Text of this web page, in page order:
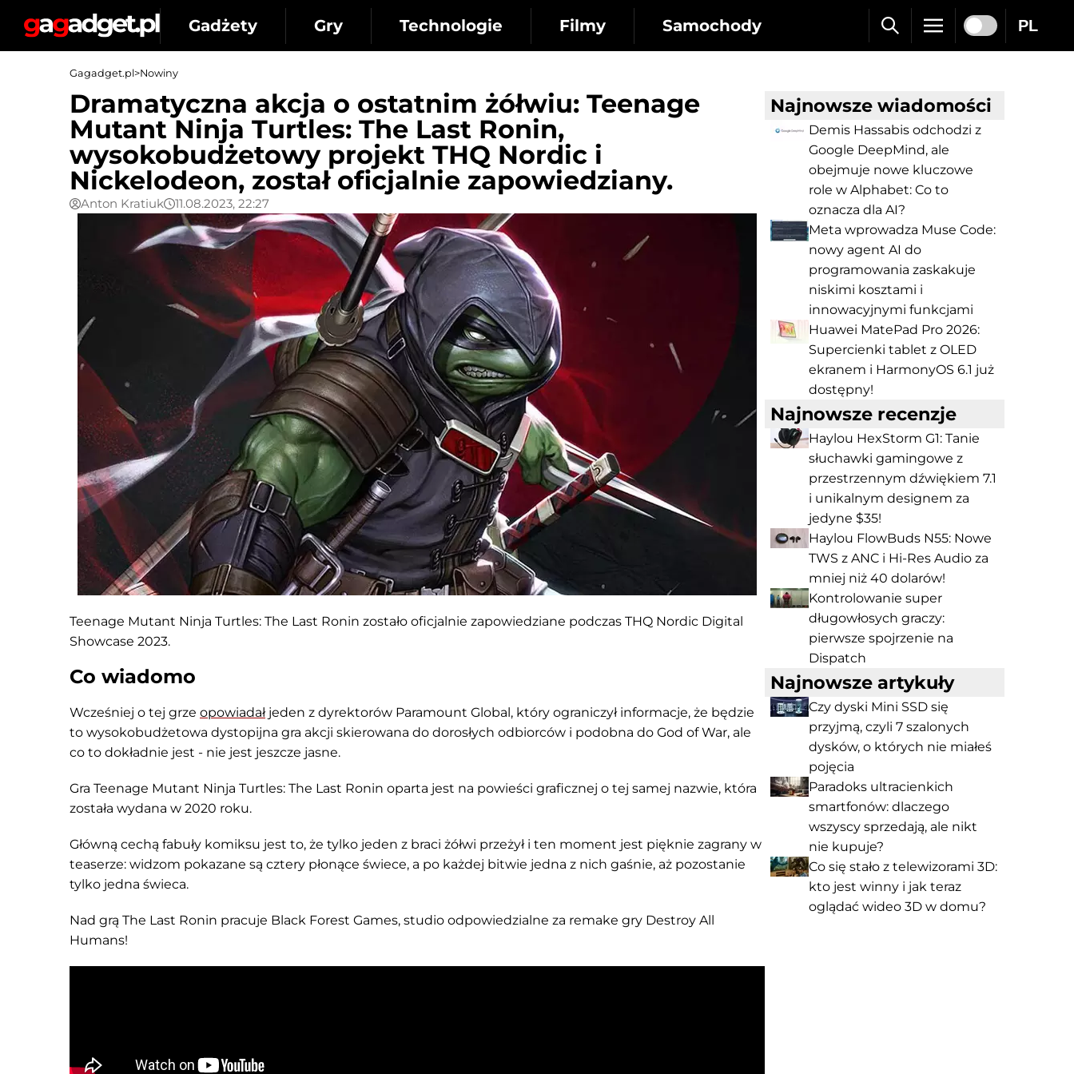
Gadżety Gry Technologie Filmy Samochody PL
Gagadget.pl>Nowiny
Dramatyczna akcja o ostatnim żółwiu: Teenage
Mutant Ninja Turtles: The Last Ronin,
wysokobudżetowy projekt THQ Nordic i
Nickelodeon, został oficjalnie zapowiedziany.
Anton Kratiuk 11.08.2023, 22:27
Teenage Mutant Ninja Turtles: The Last Ronin zostało oficjalnie zapowiedziane podczas THQ Nordic Digital
Showcase 2023.
Co wiadomo
Wcześniej o tej grze opowiadałjeden z dyrektorów Paramount Global, który ograniczył informacje, że będzie
to wysokobudżetowa dystopijna gra akcji skierowana do dorosłych odbiorców i podobna do God of War, ale
co to dokładnie jest - nie jest jeszcze jasne.
Gra Teenage Mutant Ninja Turtles: The Last Ronin oparta jest na powieści graficznej o tej samej nazwie, która
została wydana w 2020 roku.
Główną cechą fabuły komiksu jest to, że tylko jeden z braci żółwi przeżył i ten moment jest pięknie zagrany w
teaserze: widzom pokazane są cztery płonące świece, a po każdej bitwie jedna z nich gaśnie, aż pozostanie
tylko jedna świeca.
Nad grą The Last Ronin pracuje Black Forest Games, studio odpowiedzialne za remake gry Destroy All
Humans!
Najnowsze wiadomości
Demis Hassabis odchodzi z
Google DeepMind, ale
obejmuje nowe kluczowe
role w Alphabet: Co to
oznacza dla AI?
Meta wprowadza Muse Code:
nowy agent AI do
programowania zaskakuje
niskimi kosztami i
innowacyjnymi funkcjami
Huawei MatePad Pro 2026:
Supercienki tablet z OLED
ekranem i HarmonyOS 6.1 już
dostępny!
Najnowsze recenzje
Haylou HexStorm G1: Tanie
słuchawki gamingowe z
przestrzennym dźwiękiem 7.1
i unikalnym designem za
jedyne $35!
Haylou FlowBuds N55: Nowe
TWS z ANC i Hi-Res Audio za
mniej niż 40 dolarów!
Kontrolowanie super
długowłosych graczy:
pierwsze spojrzenie na
Dispatch
Najnowsze artykuły
Czy dyski Mini SSD się
przyjmą, czyli 7 szalonych
dysków, o których nie miałeś
pojęcia
Paradoks ultracienkich
smartfonów: dlaczego
wszyscy sprzedają, ale nikt
nie kupuje?
Co się stało z telewizorami 3D:
kto jest winny i jak teraz
oglądać wideo 3D w domu?